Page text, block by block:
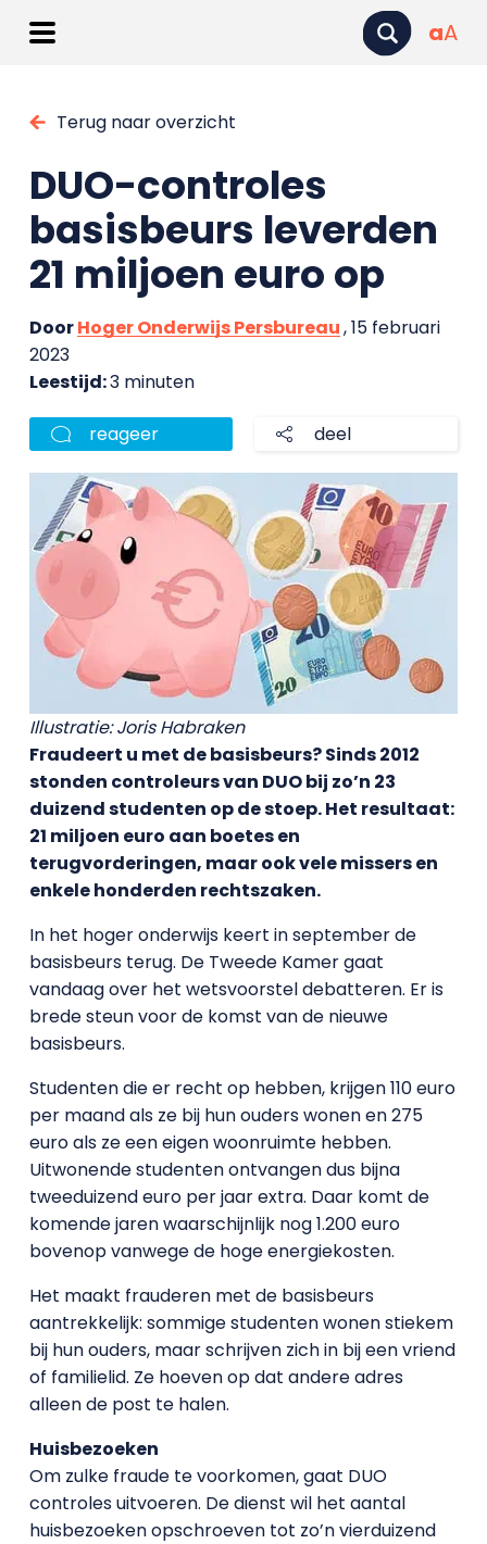
aA
Terug naar overzicht
DUO-controles
basisbeurs leverden
21 miljoen euro op
DoorHoger Onderwijs Persbureau, 15 februari
2023
Leestijd:3 minuten
reageer deel
Illustratie: Joris Habraken
Fraudeert u met de basisbeurs? Sinds 2012
stonden controleurs van DUO bij zo’n 23
duizend studenten op de stoep. Het resultaat:
21 miljoen euro aan boetes en
terugvorderingen, maar ook vele missers en
enkele honderden rechtszaken.
In het hoger onderwijs keert in september de
basisbeurs terug. De Tweede Kamer gaat
vandaag over het wetsvoorstel debatteren. Er is
brede steun voor de komst van de nieuwe
basisbeurs.
Studenten die er recht op hebben, krijgen 110 euro
per maand als ze bij hun ouders wonen en 275
euro als ze een eigen woonruimte hebben.
Uitwonende studenten ontvangen dus bijna
tweeduizend euro per jaar extra. Daar komt de
komende jaren waarschijnlijk nog 1.200 euro
bovenop vanwege de hoge energiekosten.
Het maakt frauderen met de basisbeurs
aantrekkelijk: sommige studenten wonen stiekem
bij hun ouders, maar schrijven zich in bij een vriend
of familielid. Ze hoeven op dat andere adres
alleen de post te halen.
Huisbezoeken
Om zulke fraude te voorkomen, gaat DUO
controles uitvoeren. De dienst wil het aantal
huisbezoeken opschroeven tot zo’n vierduizend